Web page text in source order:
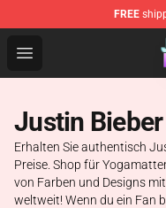
FREE
Open menu
Justin Bieber
Justin
Erhalten Sie authentisch
Preise. Shop für
von Farben und Designs
weltweit! Wenn du ein Fan